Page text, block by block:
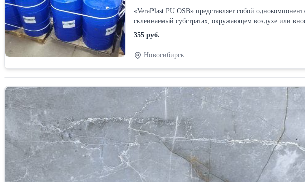
«VeraPlast PU OSB» представляет собой
склеиваемый субстратах, окружающем воздухе или
обеспечивает оптимальное сочетание прочности и
зазоры и неровности поверхностей склеиваемых
достаточный уровень прочности на длительный срок
Природа основы: На основе смол Тип:
компонентов: Однокомпонентный Вес: 30 кг и более
355 руб.
Новосибирск